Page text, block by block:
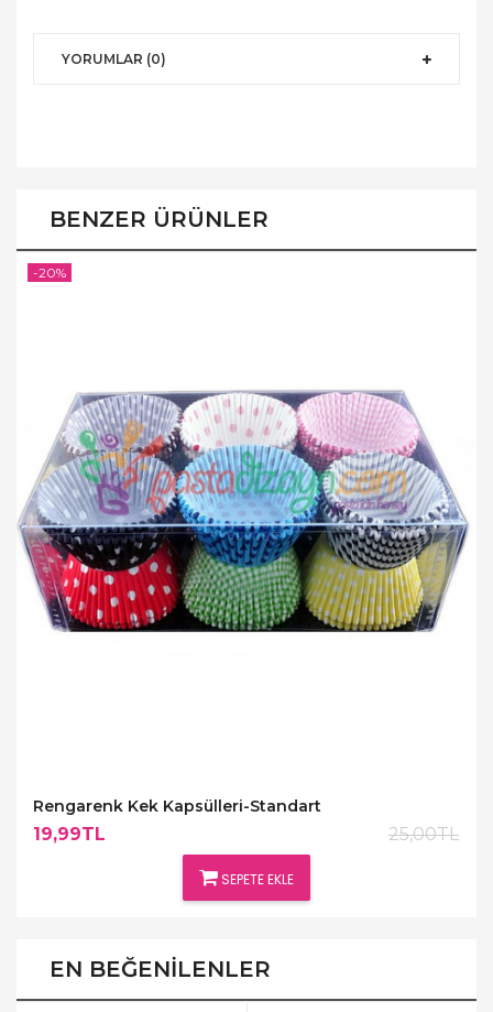
YORUMLAR (0)
BENZER ÜRÜNLER
Rengarenk Kek Kapsülleri-Standart
19,99TL 25,00TL
SEPETE EKLE
-20%
EN BEĞENILENLER